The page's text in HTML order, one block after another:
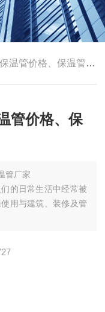
管价格、保温管厂家
管价格、保
管厂家
的日常生活中经常被
用与建筑、装修及管